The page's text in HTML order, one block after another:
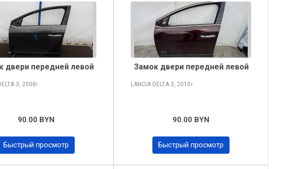
двери передней левой
3, 2008г.
90.00 BYN
Быстрый просмотр
Замок двери передней левой
LANCIA DELTA 3, 2010г.
90.00 BYN
Быстрый просмотр